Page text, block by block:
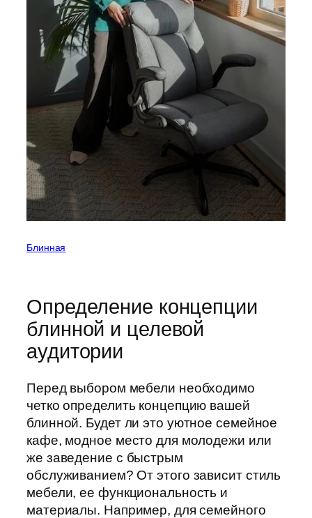
Блинная
Определение концепции
блинной и целевой
аудитории
Перед выбором мебели необходимо
четко определить концепцию вашей
блинной. Будет ли это уютное семейное
кафе, модное место для молодежи или
же заведение с быстрым
обслуживанием? От этого зависит стиль
мебели, ее функциональность и
материалы. Например, для семейного